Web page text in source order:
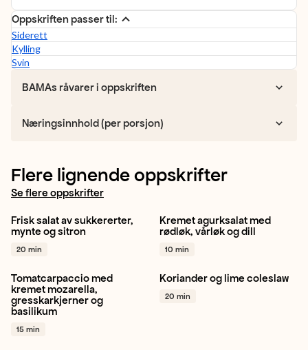
Oppskriften passer til:
Siderett
Kylling
Svin
BAMAs råvarer i oppskriften
Næringsinnhold (per porsjon)
Flere lignende oppskrifter
Se flere oppskrifter
Sukkererter
Mynte
Frisk salat av sukkererter,
mynte og sitron
20 min
Agurk Vårløk
Rødløk
Kremet agurksalat med
rødløk, vårløk og dill
10 min
Plommetomat
Basilikum
Rødløk
+ 1
Tomatcarpaccio med
kremet mozarella,
gresskarkjerner og
basilikum
15 min
Hodekål
Lime
Koriander
Koriander og lime coleslaw
20 min